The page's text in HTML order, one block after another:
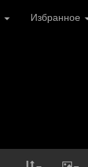
Избранное